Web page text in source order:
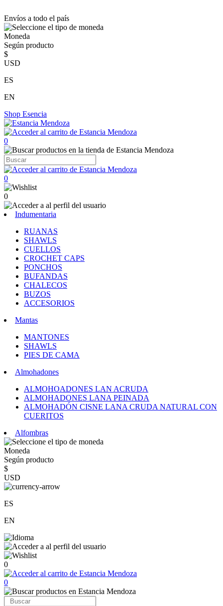
Envíos a todo el país
Moneda
Según producto
$
USD
ES
EN
Shop Esencia
0
0
0
Indumentaria
RUANAS
SHAWLS
CUELLOS
CROCHET CAPS
PONCHOS
BUFANDAS
CHALECOS
BUZOS
ACCESORIOS
Mantas
MANTONES
SHAWLS
PIES DE CAMA
Almohadones
ALMOHOADONES LAN ACRUDA
ALMOHADONES LANA PEINADA
ALMOHADÓN CISNE LANA CRUDA NATURAL CON
CUERITOS
Alfombras
Moneda
Según producto
$
USD
ES
EN
0
0